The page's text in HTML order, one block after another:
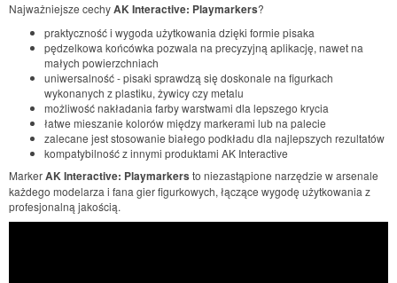
Najważniejsze cechyAK Interactive: Playmarkers?
praktyczność i wygoda użytkowania dzięki formie pisaka
pędzelkowa końcówka pozwala na precyzyjną aplikację, nawet na
małych powierzchniach
uniwersalność - pisaki sprawdzą się doskonale na figurkach
wykonanych z plastiku, żywicy czy metalu
możliwość nakładania farby warstwami dla lepszego krycia
łatwe mieszanie kolorów między markerami lub na palecie
zalecane jest stosowanie białego podkładu dla najlepszych rezultatów
kompatybilność z innymi produktami AK Interactive
MarkerAK Interactive: Playmarkers to niezastąpione narzędzie w arsenale
każdego modelarza i fana gier figurkowych, łączące wygodę użytkowania z
profesjonalną jakością.